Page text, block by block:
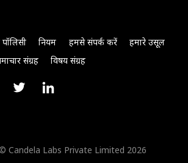
पॉलिसी नियम हमसे संपर्क करें
हमारे उसूल
संग्रह विषय संग्रह
Candela Labs Private Limited 2026